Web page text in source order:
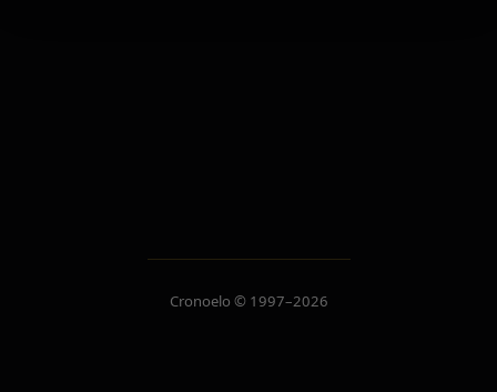
Cronoelo © 1997–2026